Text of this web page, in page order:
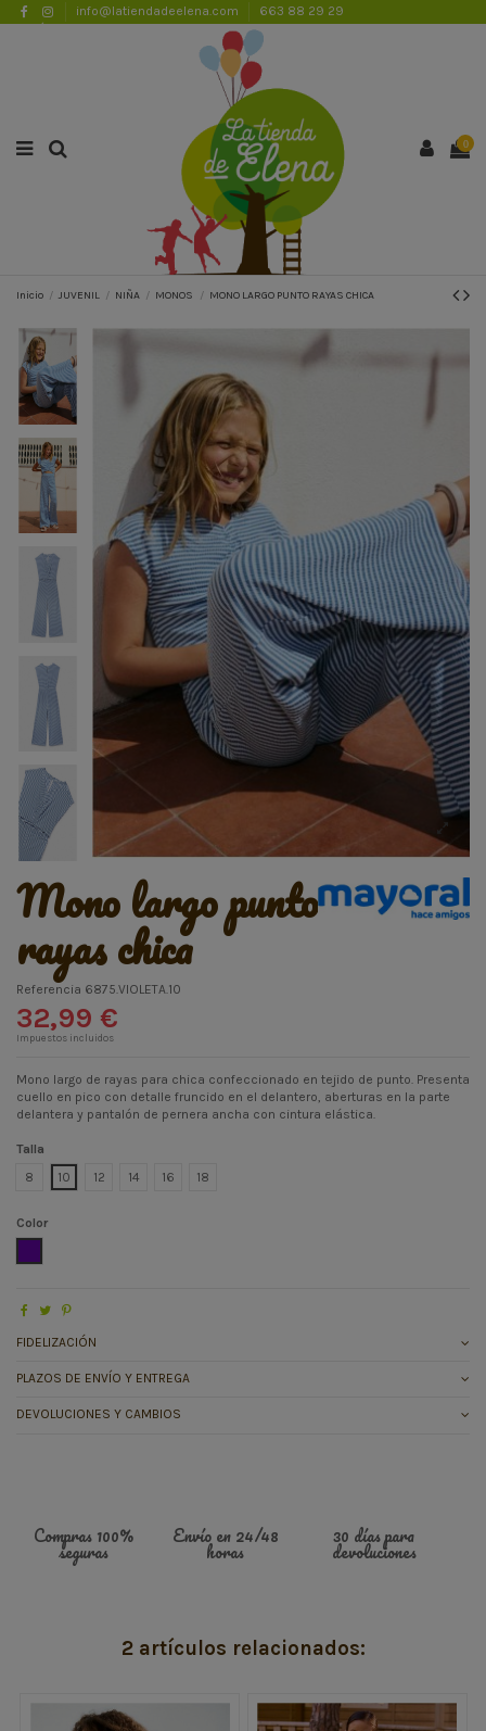
info@latiendadeelena.com
663 88 29 29
ENVÍOS GRATUITOS A PARTIR DE 50€
0
Inicio JUVENIL NIÑA MONOS MONO LARGO PUNTO RAYAS CHICA
mono largo punto
rayas chica
Referencia 6875.VIOLETA.10
32,99 €
Impuestos incluidos
Mono largo de rayas para chica confeccionado en tejido de punto. Presenta
cuello en pico con detalle fruncido en el delantero, aberturas en la parte
delantera y pantalón de pernera ancha con cintura elástica.
Talla
8
10 12 14 16 18
Color
FIDELIZACIÓN
PLAZOS DE ENVÍO Y ENTREGA
DEVOLUCIONES Y CAMBIOS
Compras 100%
seguras
Envío en 24/48
horas
30 días para
devoluciones
2 artículos relacionados: